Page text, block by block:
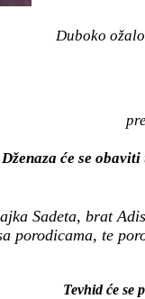
Duboko
Dženaza će se
Sadeta, brat
porodicama, te
Tevhid će se